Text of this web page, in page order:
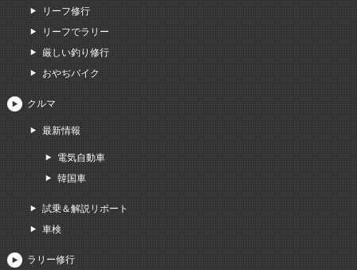
リーフ修行
リーフでラリー
厳しい釣り修行
おやぢバイク
クルマ
最新情報
電気自動車
韓国車
試乗＆解説リポート
車検
ラリー修行